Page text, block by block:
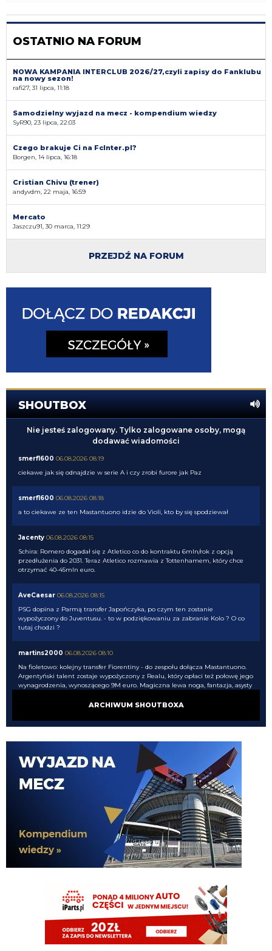
OSTATNIO NA FORUM
NOWA KAMPANIA INTERCLUB 2026/27,czyli zapisy do Fanklubu
na nowy sezon!
rafi27, 31 lipca, 11:18
Samodzielny wyjazd na mecz - kompendium wiedzy
SyR90, 23 lipca, 22:03
Czego brakuje Ci na FcInter.pl?
Borgen, 14 lipca, 16:18
Cristian Chivu (trener)
andyvdm, 22 maja, 16:59
Mercato
Jaszczu91, 30 marca, 11:29
PRZEJDŹ NA FORUM
SHOUTBOX
Nie jesteś zalogowany. Tylko zalogowane osoby, mogą
dodawać wiadomości
smerf1600 06.08.2026 08:19
ciekawe jak się odnajdzie w serie A i czy zrobi furore jak Paz
smerf1600 06.08.2026 08:18
a to ciekawe ze ten Mastantuono idzie do Violi, kto by się spodziewał
Jacenty 06.08.2026 08:15
Schira: Romero dogadał się z Atletico co do kontraktu 6mln/rok z opcją
przedłużenia do 2031. Teraz Atletico rozmawia z Tottenhamem, który chce
otrzymać 40-45mln euro.
AveCaesar 06.08.2026 08:15
PSG dopina z Parmą transfer Japończyka, po czym ten zostanie
wypożyczony do Juventusu. - to w podziękowaniu za zabranie Kolo ? O co
tutaj chodzi ?
martins2000 06.08.2026 08:10
Na fioletowo: kolejny transfer Fiorentiny - do zespołu dołącza Mastantuono.
Argentyński talent zostaje wypożyczony z Realu, który opłaci też połowę jego
wynagrodzenia, wynoszącego 9M euro. Magiczna lewa noga, fantazja, asysty
marzą, a Paratici się nie zatrzymuje: teraz chce sprowadzić Thorstvedta.
martins2000 06.08.2026 08:09
Trzy transakcje: Suzuki i Lucumi natychmiast, następnie Zirkzee. PSG dopina
z Parmą transfer Japończyka, po czym ten zostanie wypożyczony do
Juventusu. Spotkanie z Bologną w sprawie środkowego obrońcy. Manchester
United puszcza wolno Holendra.
Nerazzurro90 06.08.2026 01:08
Beka przecież molina to dno najgorsze ogór przydupas 5 koło samochodu na
co nam on. Słuchajcie cny on dobrze mówi
nie no Modlina i pucumi zamiast Romero xd co my kadrę do walki o udział
w LE budujemy czy jednak chcemy być w europejskiej czołówce?
05.08.2026 21:42
Z której prasy? Z tej, co pisze, że Inter dogadany z Romero, czy z tej która
ARCHIWUM SHOUTBOXA